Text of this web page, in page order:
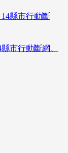
市行動斷網、